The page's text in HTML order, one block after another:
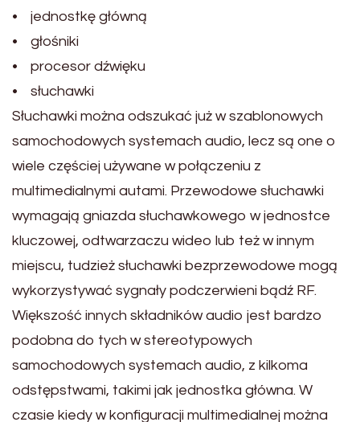
• jednostkę główną
• głośniki
• procesor dźwięku
• słuchawki
Słuchawki można odszukać już w szablonowych
samochodowych systemach audio, lecz są one o
wiele częściej używane w połączeniu z
multimedialnymi autami. Przewodowe słuchawki
wymagają gniazda słuchawkowego w jednostce
kluczowej, odtwarzaczu wideo lub też w innym
miejscu, tudzież słuchawki bezprzewodowe mogą
wykorzystywać sygnały podczerwieni bądź RF.
Większość innych składników audio jest bardzo
podobna do tych w stereotypowych
samochodowych systemach audio, z kilkoma
odstępstwami, takimi jak jednostka główna. W
czasie kiedy w konfiguracji multimedialnej można